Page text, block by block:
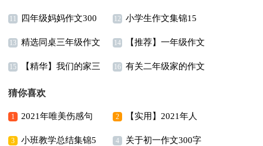
文合集6篇
11 四年级妈妈作文300
字汇编5篇
12 小学生作文集锦15
篇
13 精选同桌三年级作文
300字汇总5篇
14 【推荐】一年级作文
汇总七篇
15 【精华】我们的家三
年级作文汇编5篇
16 有关二年级家的作文
猜你喜欢
1 2021年唯美伤感句
子摘录65句
2 【实用】2021年人
生唯美的句子汇编95句
3 小班教学总结集锦5 4 关于初一作文300字